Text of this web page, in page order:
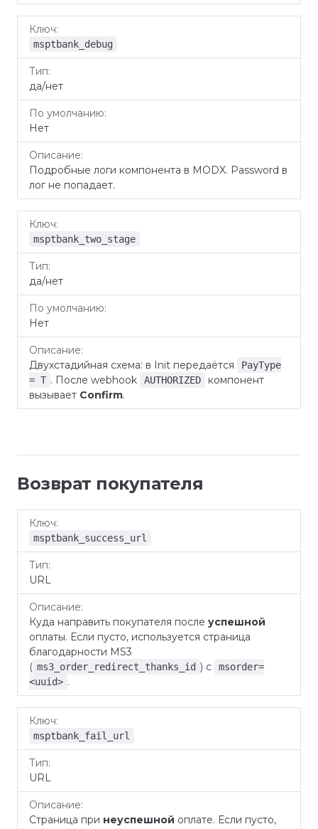
msptbank_debug
да/нет
Нет
Подробные логи компонента в MODX. Password в
лог не попадает.
msptbank_two_stage
да/нет
Нет
Двухстадийная схема: в Init передаётся
PayType
= T . После webhook AUTHORIZED
компонент
вызывает Confirm.
Возврат покупателя
Ключ
msptbank_success_url
URL
Куда направить покупателя после успешной
оплаты. Если пусто, используется страница
благодарности MS3
( ms3_order_redirect_thanks_id ) с
msorder=
<uuid> .
msptbank_fail_url
URL
Страница при неуспешной оплате. Если пусто,